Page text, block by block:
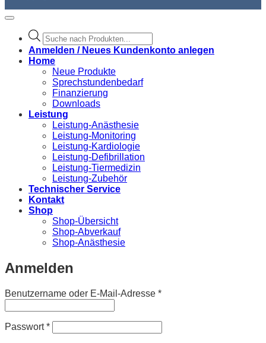
Products
search
Anmelden / Neues Kundenkonto anlegen
Home
Neue Produkte
Sprechstundenbedarf
Finanzierung
Downloads
Leistung
Leistung-Anästhesie
Leistung-Monitoring
Leistung-Kardiologie
Leistung-Defibrillation
Leistung-Tiermedizin
Leistung-Zubehör
Technischer Service
Kontakt
Shop
Shop-Übersicht
Shop-Abverkauf
Shop-Anästhesie
Anmelden
Benutzername oder E-Mail-Adresse *Erforderlich
Passwort*Erforderlich